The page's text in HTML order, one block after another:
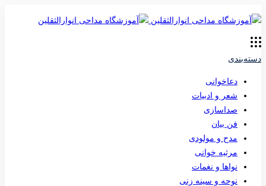
دسته‌بندی
دعاخوانی
شعر و ادبیات
صداسازی
فن بیان
مدح و مولودی
مرثیه خوانی
نواها و نغمات
نوحه و سینه زنی